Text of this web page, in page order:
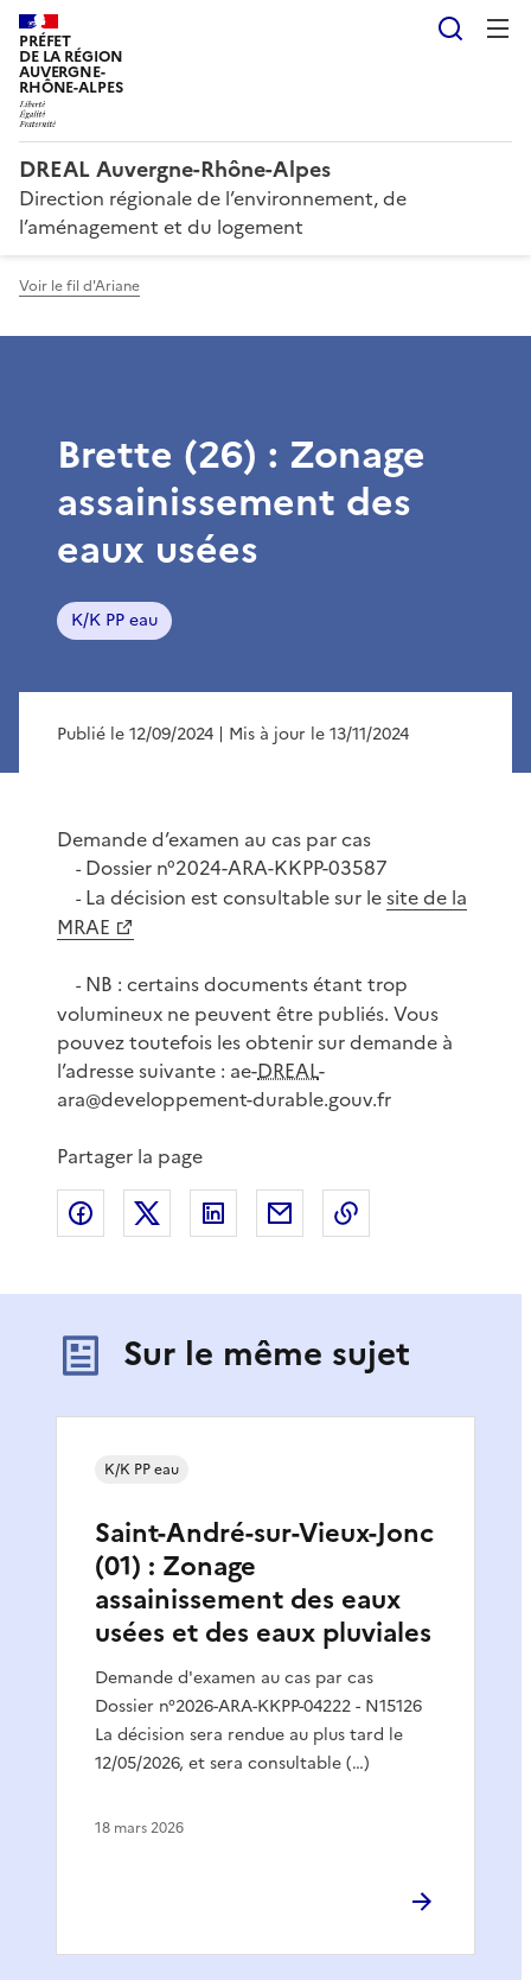
PRÉFET
DE LA RÉGION
AUVERGNE-
RHÔNE-ALPES
DREAL Auvergne-Rhône-Alpes
Direction régionale de l’environnement, de
l’aménagement et du logement
Voir le fil d'Ariane
Brette (26) : Zonage
assainissement des
eaux usées
K/K PP eau
Publié le 12/09/2024 | Mis à jour le 13/11/2024
Demande d’examen au cas par cas
-Dossier n°2024-ARA-KKPP-03587
-La décision est consultable sur lesite de la
MRAE
-NB : certains documents étant trop
volumineux ne peuvent être publiés. Vous
pouvez toutefois les obtenir sur demande à
l’adresse suivante : ae-DREAL-
ara@developpement-durable.gouv.fr
Partager la page
Partager sur Facebook
Partager sur XPartager sur LinkedIn
Partager par email
Sur le même sujet
Saint-André-sur-Vieux-Jonc
(01) : Zonage
assainissement des eaux
usées et des eaux pluviales
Demande d'examen au cas par cas
Dossier n°2026-ARA-KKPP-04222 - N15126
La décision sera rendue au plus tard le
12/05/2026, et sera consultable (…)
K/K PP eau
18 mars 2026